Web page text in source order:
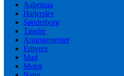
Aabenraa
Haderslev
Sønderborg
Tønder
Arrangementer
Erhverv
Mad
Motor